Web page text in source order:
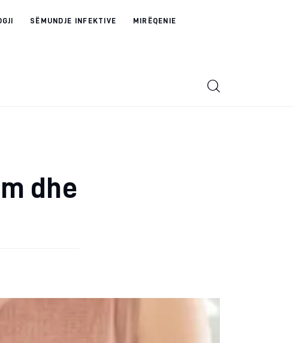
SËMUNDJE INFEKTIVE MIRËQENIE
dhe